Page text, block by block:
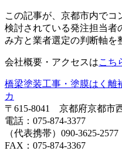
この記事が、京都市内でコ
検討されている発注担当者
み方と業者選定の判断軸を
会社概要・アクセスはこち
橋梁塗装工事・塗膜はく離
カ
〒615-8041 京都府京都市
電話：075-874-3377
（代表携帯）090-3625-2577
FAX：075-874-3367